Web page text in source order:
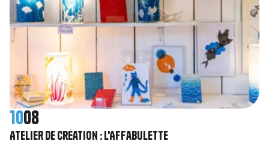
1008
Atelier de création : l'Affabulette